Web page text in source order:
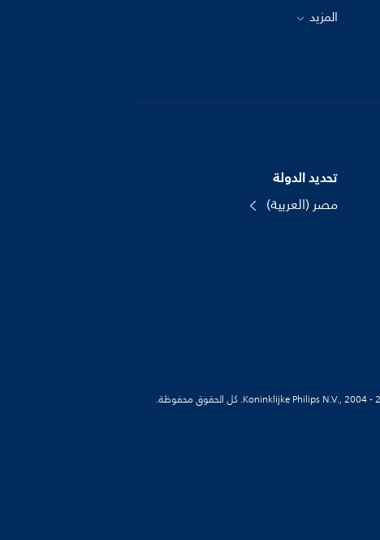
المزيد
تحديد الدولة
مصر (العربية)